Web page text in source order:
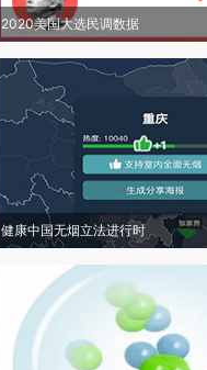
2020美国大选民调数据
健康中国无烟立法进行时